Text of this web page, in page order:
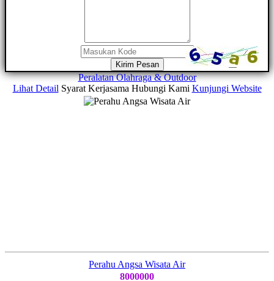
Kirim Pesan
Peralatan Olahraga & Outdoor
Lihat Detail Syarat Kerjasama Hubungi Kami Kunjungi Website
Perahu Angsa Wisata Air
8000000